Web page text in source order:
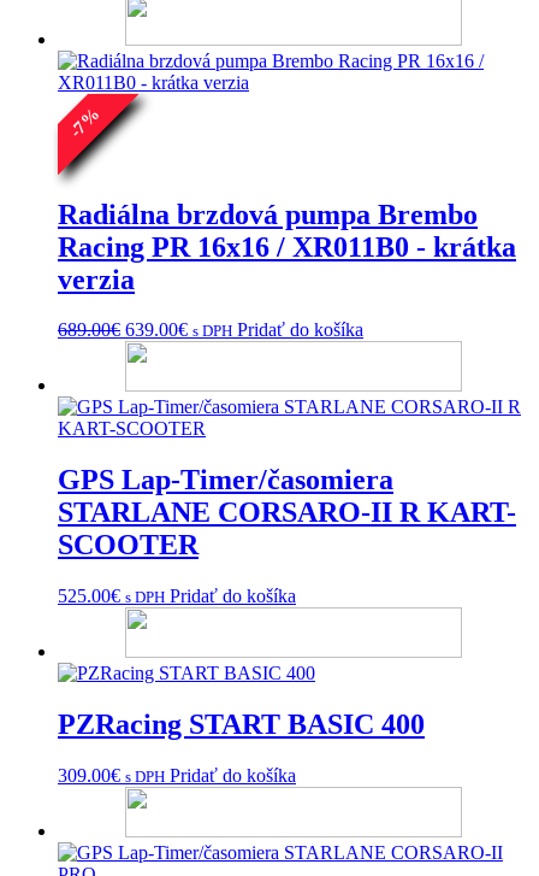
-
7
%
Radiálna brzdová pumpa Brembo
Racing PR 16x16 / XR011B0 - krátka
verzia
689.00€ Pôvodná
cena
689.00€.
639.00€Aktuálna
639.00€.
s DPH Pridať do košíka
GPS Lap-Timer/časomiera
STARLANE CORSARO-II R KART-
SCOOTER
525.00€ s DPH Pridať do košíka
PZRacing START BASIC 400
309.00€ s DPH Pridať do košíka